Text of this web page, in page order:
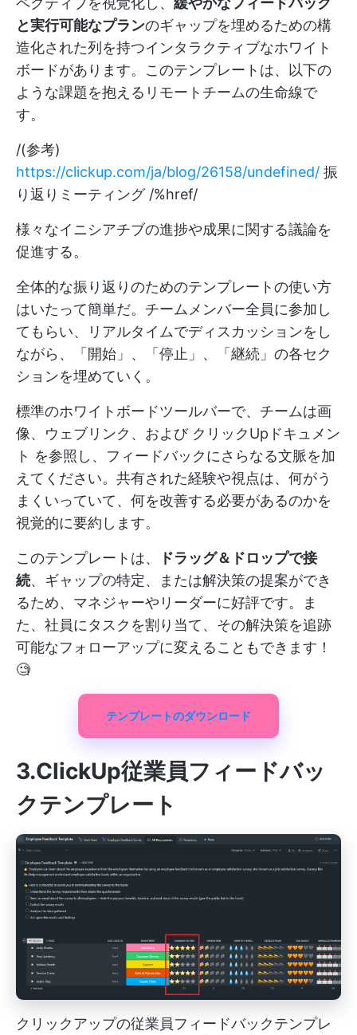
と実行可能なプランのギャップを埋めるための構
造化された列を持つインタラクティブなホワイト
ボードがあります。このテンプレートは、以下の
ような課題を抱えるリモートチームの生命線で
す。
/(参考)
https://clickup.com/ja/blog/26158/undefined/ 振
り返りミーティング /%href/
様々なイニシアチブの進捗や成果に関する議論を
促進する。
全体的な振り返りのためのテンプレートの使い方
はいたって簡単だ。チームメンバー全員に参加し
てもらい、リアルタイムでディスカッションをし
ながら、「開始」、「停止」、「継続」の各セク
ションを埋めていく。
標準のホワイトボードツールバーで、チームは画
像、ウェブリンク、および クリックUpドキュメン
ト を参照し、フィードバックにさらなる文脈を加
えてください。共有された経験や視点は、何がう
まくいっていて、何を改善する必要があるのかを
視覚的に要約します。
このテンプレートは、
ドラッグ＆ドロップで接
続、ギャップの特定、または解決策の提案ができ
るため、マネジャーやリーダーに好評です。ま
た、社員にタスクを割り当て、その解決策を追跡
可能なフォローアップに変えることもできます！
🧐
テンプレートのダウンロード
3.ClickUp従業員フィードバッ
クテンプレート
クリックアップの従業員フィードバックテンプレ